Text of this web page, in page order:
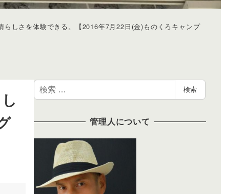
しさを体験できる。【2016年7月22日(金)ものくろキャンプ
検
索
検索
管理人について